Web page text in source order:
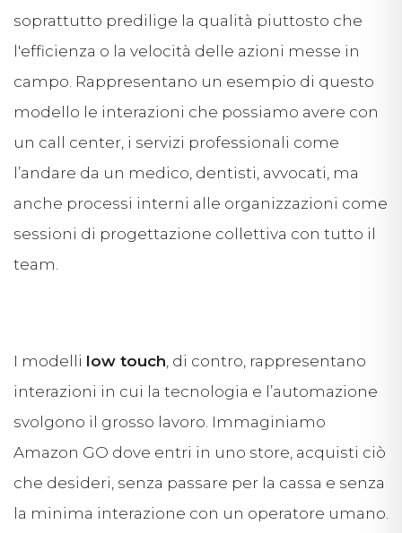
soprattutto predilige la qualità piuttosto che
l'efficienza o la velocità delle azioni messe in
campo. Rappresentano un esempio di questo
modello le interazioni che possiamo avere con
un call center, i servizi professionali come
l’andare da un medico, dentisti, avvocati, ma
anche processi interni alle organizzazioni come
sessioni di progettazione collettiva con tutto il
team.
I modelli low touch , di contro, rappresentano
interazioni in cui la tecnologia e l’automazione
svolgono il grosso lavoro. Immaginiamo
Amazon GO dove entri in uno store, acquisti ciò
che desideri, senza passare per la cassa e senza
la minima interazione con un operatore umano.